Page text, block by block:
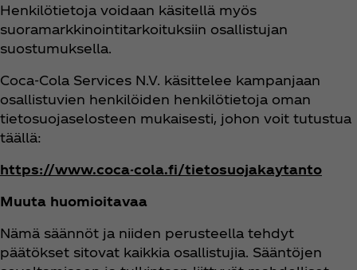
Henkilötietoja voidaan käsitellä myös
suoramarkkinointitarkoituksiin osallistujan
suostumuksella.
Coca‑Cola Services N.V. käsittelee kampanjaan
osallistuvien henkilöiden henkilötietoja oman
tietosuojaselosteen mukaisesti, johon voit tutustua
täällä:
https://www.coca-cola.fi/tietosuojakaytanto
Muuta huomioitavaa
Nämä säännöt ja niiden perusteella tehdyt
päätökset sitovat kaikkia osallistujia. Sääntöjen